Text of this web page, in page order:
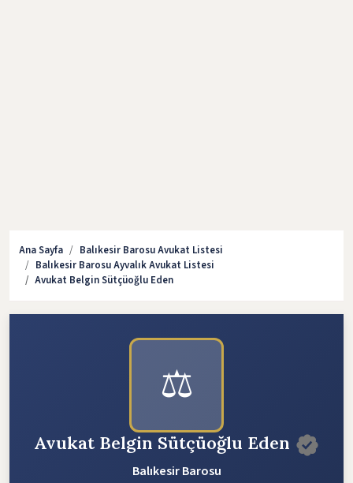
Ana Sayfa
Balıkesir Barosu Avukat Listesi
Balıkesir Barosu Ayvalık Avukat Listesi
Avukat Belgin Sütçüoğlu Eden
⚖️
Avukat Belgin Sütçüoğlu Eden
Balıkesir Barosu